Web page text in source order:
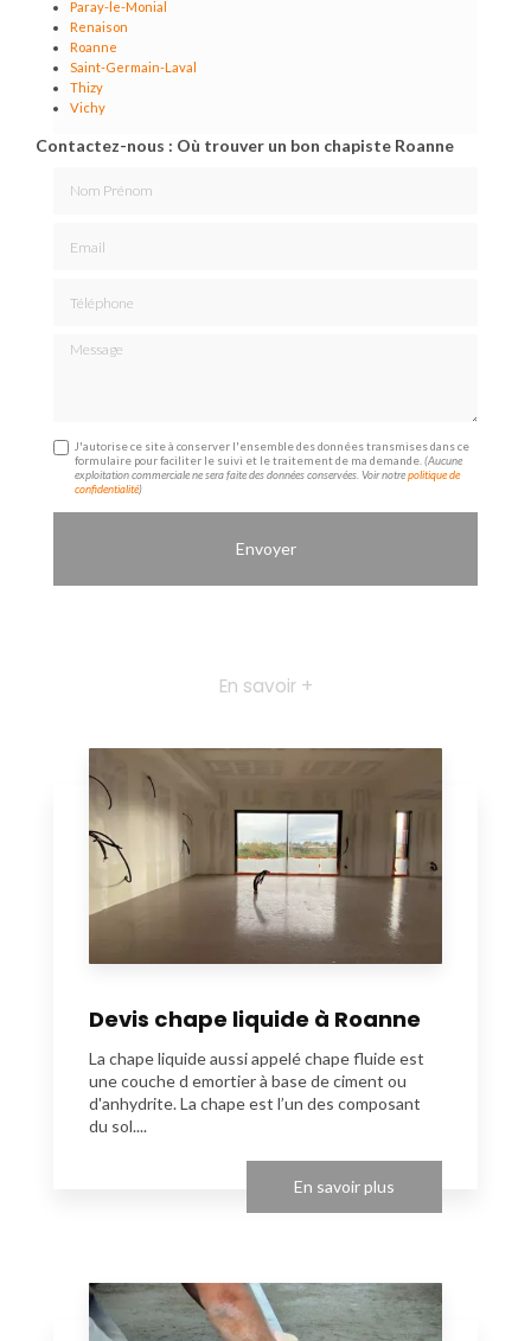
Paray-le-Monial
Renaison
Roanne
Saint-Germain-Laval
Thizy
Vichy
Contactez-nous : Où trouver un bon chapiste Roanne
Message
J'autorise ce site à conserver l'ensemble des données transmises dans ce
formulaire pour faciliter le suivi et le traitement de ma demande.(Aucune
exploitation commerciale ne sera faite des données conservées. Voir notrepolitique de
confidentialité)
En savoir +
Devis chape liquide à Roanne
La chape liquide aussi appelé chape fluide est
une couche d emortier à base de ciment ou
d'anhydrite. La chape est l’un des composant
du sol....
En savoir plus